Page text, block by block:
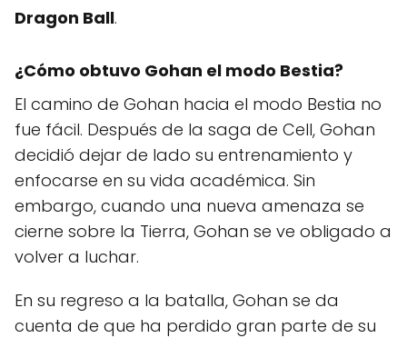
Dragon Ball.
¿Cómo obtuvo Gohan el modo Bestia?
El camino de Gohan hacia el modo Bestia no
fue fácil. Después de la saga de Cell, Gohan
decidió dejar de lado su entrenamiento y
enfocarse en su vida académica. Sin
embargo, cuando una nueva amenaza se
cierne sobre la Tierra, Gohan se ve obligado a
volver a luchar.
En su regreso a la batalla, Gohan se da
cuenta de que ha perdido gran parte de su